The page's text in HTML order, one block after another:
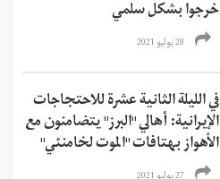
خرجوا بشكل سلمي
28 يوليو 2021
في الليلة الثانية عشرة للاحتجاجات
الإيرانية: أهالي "البرز" يتضامنون مع
الأهواز بهتافات "الموت لخامنئي"